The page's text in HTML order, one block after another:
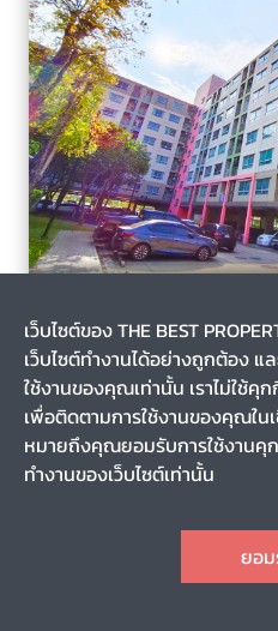
รหัส T-135021
ขาย/เช่าคอนโด ลุมพินี วิลล์ ราช
Ratchaphruek-Bangwaek) กรุ
0-0-0.0
8
เว็บไซต์ของ THE BEST
เว็บไซต์ทำงานได้อย่างถูกต้อง
ใช้งานของคุณเท่านั้น เราไม่ใช้
เพื่อติดตามการใช้งานของคุณใ
หมายถึงคุณยอมรับการใช้งานคุ
ทำงานของเว็บไซต์เท่านั้น
ยอ